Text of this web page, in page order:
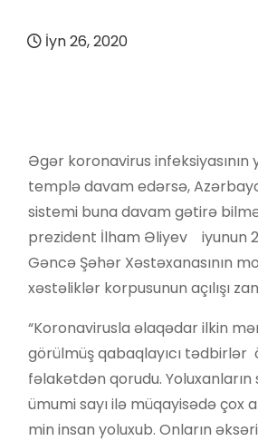
İyn 26, 2020
Əgər koronavirus infeksiyasının
templə davam edərsə,
sistemi buna davam gətirə
prezident İlham Əliyev iyunun
Gəncə Şəhər Xəstəxanasının
xəstəliklər korpusunun açılışı
“Koronavirusla əlaqədar ilkin
görülmüş qabaqlayıcı tədbirlər
fəlakətdən qorudu. Yoluxanların
ümumi sayı ilə müqayisədə çox
min insan yoluxub. Onların